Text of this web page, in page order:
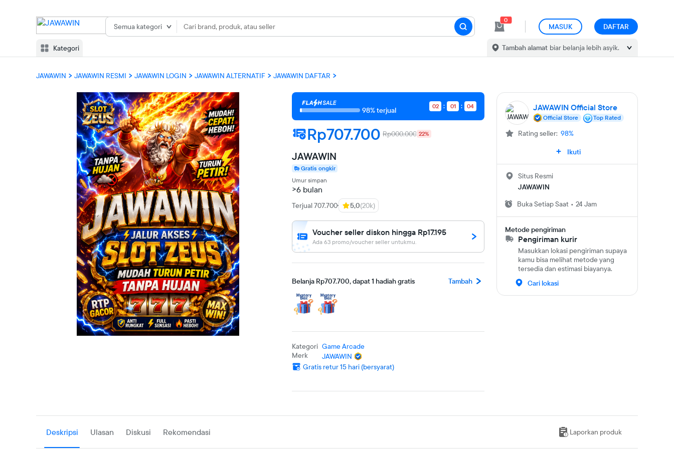
Kategori
Semua kategori
0
MASUK DAFTAR
Tambah alamat biar belanja lebih asyik.
JAWAWIN JAWAWIN RESMI JAWAWIN LOGIN JAWAWIN ALTERNATIF JAWAWIN DAFTAR
98% terjual 02 01 04
Rp707.700 Rp000.000 22%
JAWAWIN
Gratis ongkir
Umur simpan
>6 bulan
Terjual 707.700 5,0(20k)
Voucher seller diskon hingga Rp17.195
Ada 63 promo/voucher seller untukmu.
Belanja Rp707.700, dapat 1 hadiah gratis Tambah
Kategori Game Arcade
Merk
JAWAWIN
Gratis retur 15 hari (bersyarat)
JAWAWIN Official Store
Official Store Top Rated
Rating seller: 98%
Ikuti
Situs Resmi
JAWAWIN
BukaSetiap Saat • 24 Jam
Metode pengiriman
Pengiriman kurir
Masukkan lokasi pengiriman supaya
kamu bisa melihat metode yang
tersedia dan estimasi biayanya.
Cari lokasi
Deskripsi Ulasan Diskusi Rekomendasi Laporkan produk